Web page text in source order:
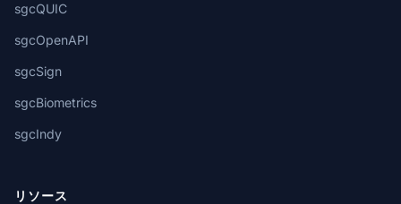
sgcQUIC
sgcOpenAPI
sgcSign
sgcBiometrics
sgcIndy
リソース